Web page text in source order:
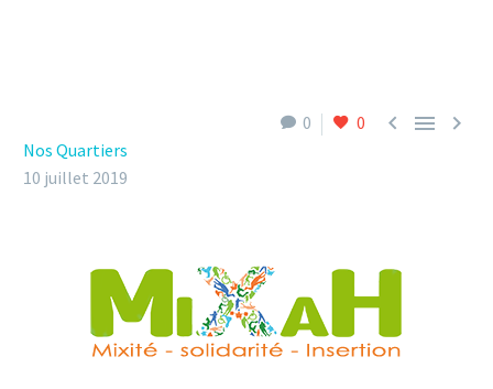
0 0   
Nos Quartiers
10 juillet 2019